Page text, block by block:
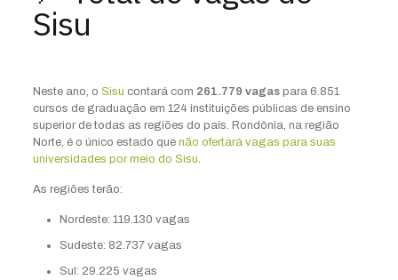
Sisu
Neste ano, o Sisu contará com 261.779 vagaspara 6.851
cursos de graduação em 124 instituições públicas de ensino
superior de todas as regiões do país. Rondônia, na região
Norte, é o único estado que não ofertará vagas para suas
universidades por meio do Sisu
As regiões terão:
Nordeste: 119.130 vagas
Sudeste: 82.737 vagas
Sul: 29.225 vagas